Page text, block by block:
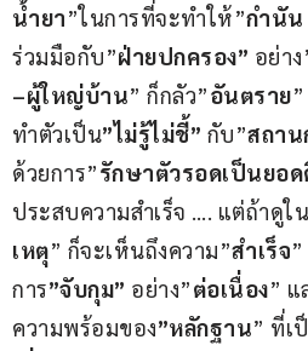
น้ำยา”ในการที่จะทำให้”กำนั
ร่วมมือกับ”ฝ่ายปกครอง” อย่าง
–ผู้ใหญ่บ้าน” ก็กลัว”อันตราย
ทำตัวเป็น”ไม่รู้ไม่ชี้” กับ”สถา
ด้วยการ”รักษาตัวรอดเป็นยอด
ประสบความสำเร็จ …. แต่ถ้าดูใน
เหตุ” ก็จะเห็นถึงความ”สำเร็จ
การ”จับกุม” อย่าง”ต่อเนื่อง” แ
ความพร้อมของ”หลักฐาน” ที่เ